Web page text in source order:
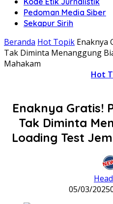
Pedoman Media Siber
Sekapur Sirih
Beranda Hot Topik Enaknya
Tak Diminta Menanggung
Mahakam
Hot
Enaknya Gratis!
Tak Diminta
Loading Test
05/03/2025